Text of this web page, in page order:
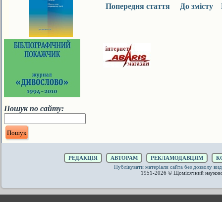
Пошук по сайту:
Попередня стаття До змісту
РЕДАКЦІЯ АВТОРАМ РЕКЛАМОДАВЦЯМ
Публікувати матеріали сайта без дозволу
1951-2026 © Щомісячний